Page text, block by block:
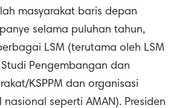
masyarakat baris depan
selama puluhan tahun,
LSM (terutama oleh LSM
Pengembangan dan
KSPPM dan organisasi
nasional seperti AMAN). Presiden